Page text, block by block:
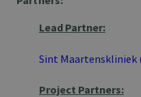
Lead Partner:
Sint Maartenskliniek
Project Partners: